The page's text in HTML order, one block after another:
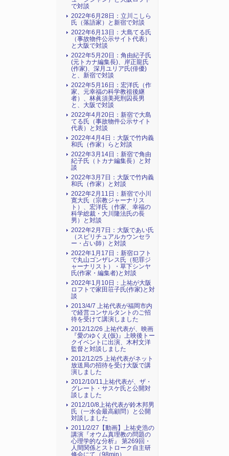
で対談
2022年6月28日：立川こしら
氏（落語家）と新宿で対談
2022年6月13日：大島てる氏
（事故物件公示サイト代表）
と大阪で対談
2022年5月20日：角由紀子氏
(元トカナ編集長)、岸正龍氏
(作家)、深月ユリア氏(俳優)
と、新宿で対談
2022年5月16日：宏洋氏（作
家、元幸福の科学教祖後継
者）、林眞須美死刑囚長男
と、大阪で対談
2022年4月20日：新宿で大島
てる氏（事故物件公示サイト
代表）と対談
2022年4月4日：大阪で竹内義
和氏（作家）らと対談
2022年3月14日：新宿で角由
紀子氏（トカナ編集長）と対
談
2022年3月7日：大阪で竹内義
和氏（作家）と対談
2022年2月11日：新宿で小川
寛大氏（宗教ジャーナリス
ト）、宏洋氏（作家、幸福の
科学総裁・大川隆法氏の長
男）と対談
2022年2月7日：大阪であい氏
（スピリチュアルカウンセラ
ー・占い師）と対談
2022年1月17日：新宿ロフト
で丸山ゴンザレス氏（犯罪ジ
ャーナリスト）・草下シンヤ
氏(作家・編集者)と対談
2022年1月10日：上祐が大阪
ロフトで家田荘子氏(作家)と対
談
2013/4/7 上祐代表が福岡市内
で経営コンサルタントのご招
待を受けて講演しました
2012/12/26 上祐代表が、映画
『愛のゆくえ(仮)』上映後トー
クイベントに出演、木村文洋
監督と対談しました
2012/12/25 上祐代表がネット
放送局の招待を受け大阪で講
演しました
2012/10/11上祐代表が、ザ・
グレート・サスケ氏と公開対
談しました
2012/10/8上祐代表が鈴木邦男
氏（一水会最高顧問）と公開
対談しました
2011/2/27【動画】上祐史浩の
講演『オウム真理教の問題の
心理学的な分析』 第269回・
人間関係とストローク自主研